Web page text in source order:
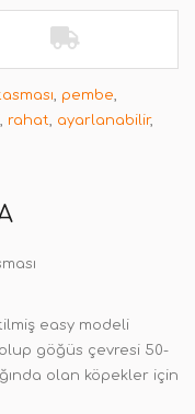
, pembe,
, rahat, ayarlanabilir,
easy modeli
olup göğüs çevresi 50-
olan köpekler için